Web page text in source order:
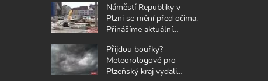
Náměstí Republiky v
Plzni se mění před očima.
Přinášíme aktuální
Přijdou bouřky?
Meteorologové pro
Plzeňský kraj vydali